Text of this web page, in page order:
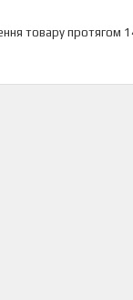
товару протягом